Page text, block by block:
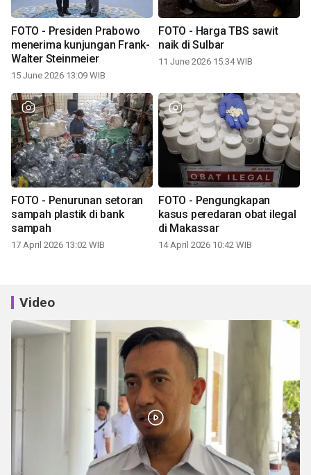
FOTO - Presiden Prabowo
menerima kunjungan Frank-
Walter Steinmeier
15 June 2026 13:09 WIB
FOTO - Harga TBS sawit
naik di Sulbar
11 June 2026 15:34 WIB
FOTO - Penurunan setoran
sampah plastik di bank
sampah
17 April 2026 13:02 WIB
FOTO - Pengungkapan
kasus peredaran obat ilegal
di Makassar
14 April 2026 10:42 WIB
Video